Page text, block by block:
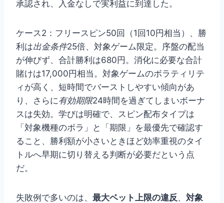
承認され、入金なしで実利益に到達した。
ケース2：フリースピン50回（1回10円相当）、勝
利は出金条件25倍、対象ゲーム限定。序盤の配当
が伸びず、合計勝利は680円。消化に必要な合計
賭けは17,000円相当。対象ゲームのボラティリテ
ィが高く、短時間でバーストしやすい傾向があ
り、さらに有効期限24時間を過ぎてしまいボーナ
スは失効。学びは明確で、スピン配布タイプは
「対象機種のボラ」と「期限」を最優先で確認す
ること、勝利額が小さいときほど効率重視のタイ
トルへ早期に切り替える判断が必要だという点
だ。
失敗例で多いのは、 最大ベット上限の違反 、 対象